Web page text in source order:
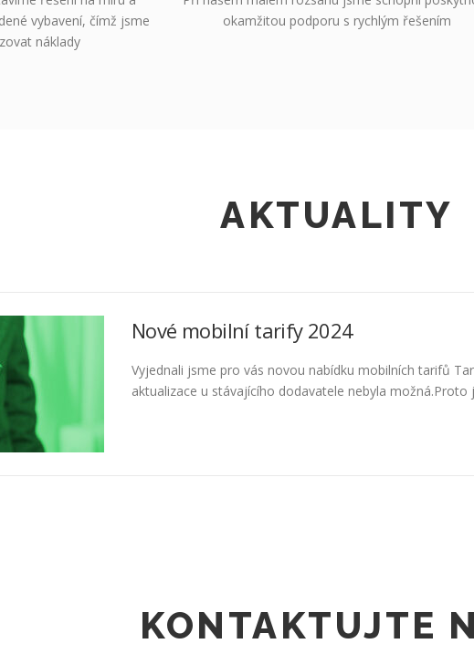
vybavení, čímž jsme
náklady
okamžitou podporu s rychlým řešením
AKTUALITY
Nové mobilní tarify 2024
Vyjednali jsme pro vás novou nabídku mobilních tarifů
aktualizace u stávajícího dodavatele nebyla
KONTAKTUJTE